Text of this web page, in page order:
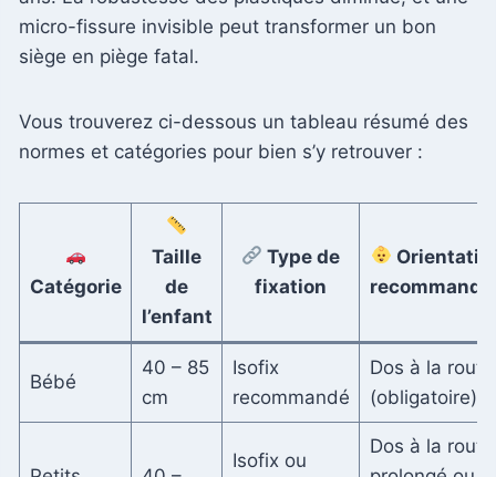
micro-fissure invisible peut transformer un bon
siège en piège fatal.
Vous trouverez ci-dessous un tableau résumé des
normes et catégories pour bien s’y retrouver :
Catégorie
Taille
de
l’enfant
Type de
fixation
Bébé
40 – 85
cm
Isofix
recommandé
Dos à la route
(obligatoire)
Isofix ou
Dos à la route